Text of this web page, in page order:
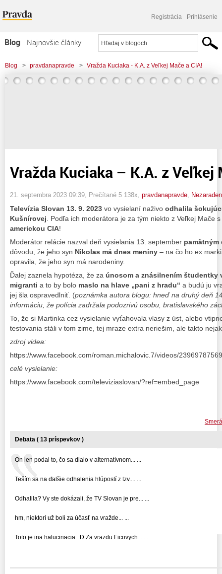
Registrácia Prihlásenie
Blog
Najnovšie články
Najčítanejšie články
Najkomentovanejšie články
Blog > pravdanapravde > Vražda Kuciaka - K.A. z Veľkej Mače a CIA!
Vražda Kuciaka – K.A. z Veľkej
21. septembra 2023 09:39 , Prečítané 5 138x, pravdanapravde
Televízia Slovan 13. 9. 2023 vo vysielaní naživo odhalila
Kušnírovej . Podľa ich moderátora je za tým niekto z Veľkej Mače
americkou CIA!
Moderátor relácie nazval deň vysielania 13. september pamätným
dôvodu, že jeho syn Nikolas má dnes meniny – na čo ho ex
opravila, že jeho syn má narodeniny.
Ďalej zaznela hypotéza, že za únosom a znásilnením študentky
migranti a to by bolo maslo na hlave „pani z hradu“ a budú ju
jej šla ospravedlniť. (poznámka autora blogu: hneď na druhý deň
informáciu, že polícia zadržala podozrivú osobu, bratislavského
To, že si Martinka cez vysielanie vyťahovala vlasy z úst, alebo
testovania stáli v tom zime, tej mraze extra neriešim, ale takto
zdroj videa:
https://www.facebook.com/roman.michalovic.7/videos/
celé vysielanie:
https://www.facebook.com/televiziaslovan/?ref=embed_page
Debata ( 13 príspevkov )
On len podal to, čo sa dialo v alternatívnom... ...
Teším sa na ďalšie odhalenia hlúpostí z tzv.... ...
Odhalila? Vy ste dokázali, že TV Slovan je pre... ...
hm, niektorí už boli za účasť na vražde... ...
Toto je ina halucinacia. :D Za vrazdu Ficovych... ...